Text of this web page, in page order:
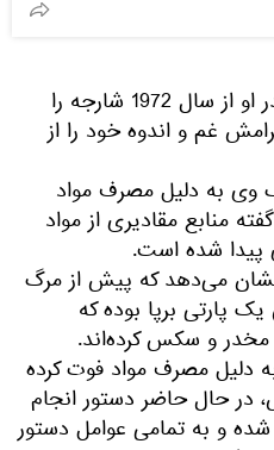
سلطان بن محمد القاسمی، پدر او از سال 1972 شارجه را
غم و اندوه خود را از
وی به دلیل مصرف مواد
منابع مقادیری از مواد
می‌دهد که پیش از مرگ
پارتی برپا بوده که
مخدر و سکس کرده‌اند.
دلیل مصرف مواد فوت کرده
در حال حاضر دستور انجام
و به تمامی عوامل دستور